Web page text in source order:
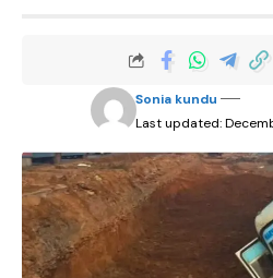
Last updated:
Sonia kundu